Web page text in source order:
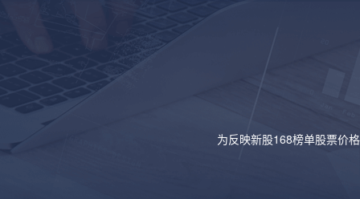
为反映新股168榜单股票价